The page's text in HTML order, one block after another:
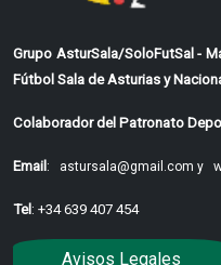
Grupo AsturSala/SoloFutSal -
Fútbol Sala de Asturias y
Colaborador del Patronato
Email: astursala@gmail.com y
Tel: +34 639 407 454
Avisos Legales